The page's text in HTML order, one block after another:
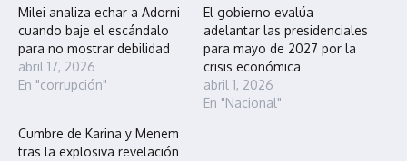
Milei analiza echar a Adorni
cuando baje el escándalo
para no mostrar debilidad
abril 17, 2026
En "corrupción"
El gobierno evalúa
adelantar las presidenciales
para mayo de 2027 por la
crisis económica
abril 1, 2026
En "Nacional"
Cumbre de Karina y Menem
tras la explosiva revelación